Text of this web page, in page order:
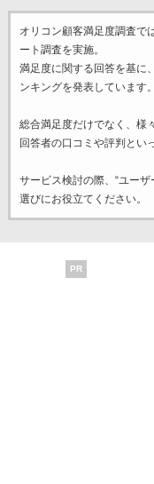
オリコン顧客満足度調査で
ート調査を実施。
満足度に関する回答を基に
ンキングを発表しています。
総合満足度だけでなく、様
回答者の口コミや評判とい
サービス検討の際、“ユーザ
選びにお役立てください。
PR